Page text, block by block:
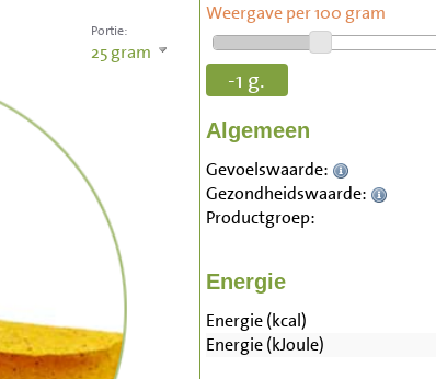
Portie:
25gram
Weergave per 100 gram
-1 g.
Algemeen
Gevoelswaarde:
Gezondheidswaarde:
Productgroep:
Energie
Energie (kcal)
Energie (kJoule)